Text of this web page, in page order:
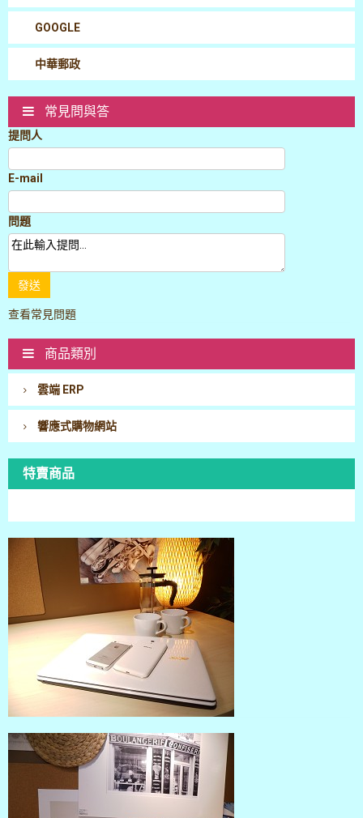
GOOGLE
中華郵政
常見問與答
提問人
E-mail
問題
發送
查看常見問題
商品類別
雲端 ERP
響應式購物網站
特賣商品